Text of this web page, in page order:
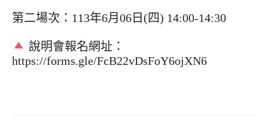
第二場次：113年6月06日(四) 14:00-14:30
說明會報名網址：
https://forms.gle/FcB22vDsFoY6ojXN6